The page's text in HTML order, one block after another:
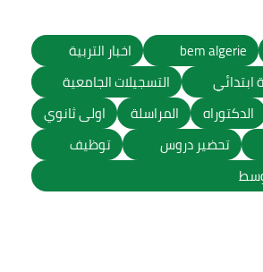
bem algerie
اخبار التربية
ابتدائي
التسجيلات الجامعية
الدكتوراه المراسلة
اولى ثانوي
تحضير دروس
توظيف